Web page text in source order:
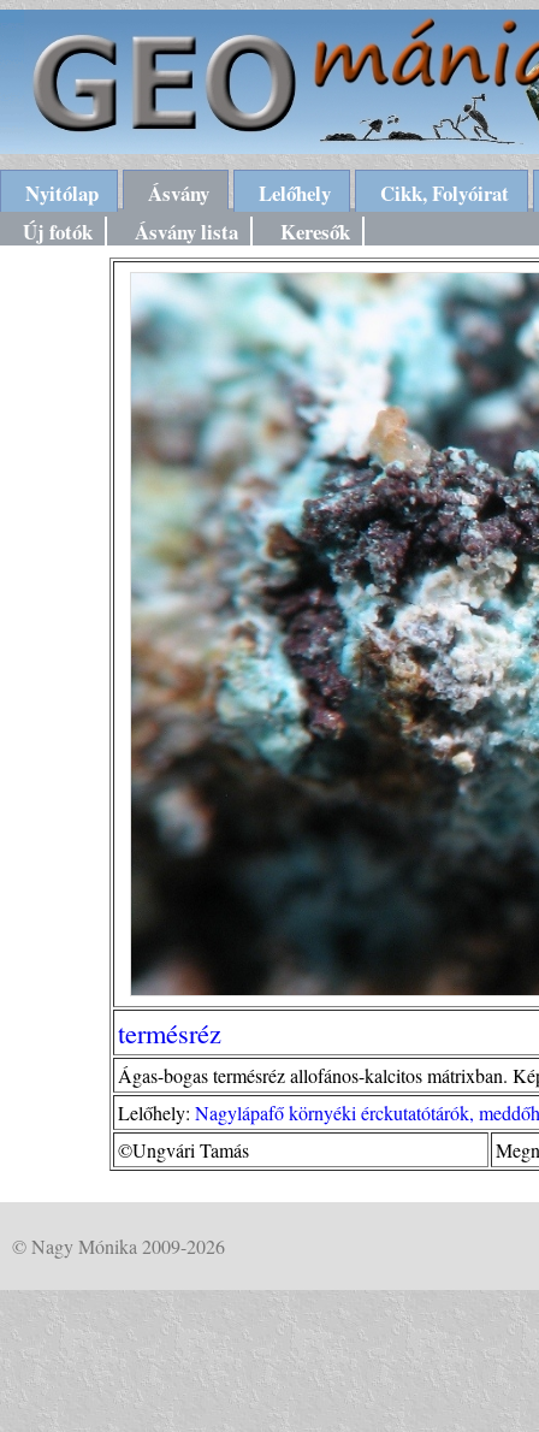
Nyitólap Ásvány Lelőhely
Cikk, Folyóirat
Új fotók
Ásvány lista Keresők
termésréz
Ágas-bogas termésréz allofános-kalcitos mátrixban.
Lelőhely: Nagylápafő környéki érckutatótárók,
©Ungvári Tamás
© Nagy Mónika 2009-2026